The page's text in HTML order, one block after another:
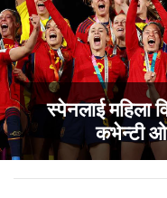
स्पेनलाई महिला
कभेन्टी